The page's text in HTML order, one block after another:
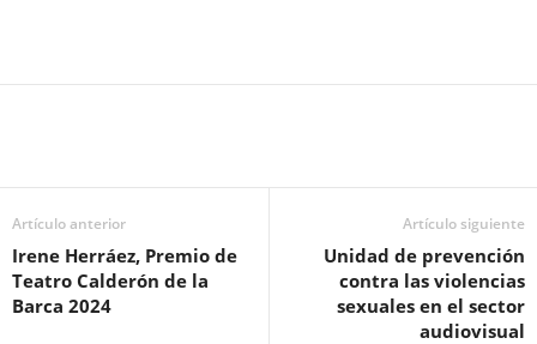
Artículo anterior
Irene Herráez, Premio de
Teatro Calderón de la
Barca 2024
Artículo siguiente
Unidad de prevención
contra las violencias
sexuales en el sector
audiovisual